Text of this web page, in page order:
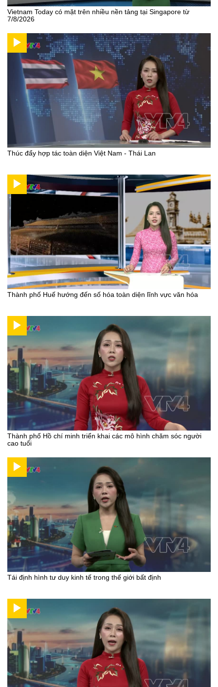
Vietnam Today có mặt trên nhiều nền tảng tại Singapore từ
7/8/2026
Thúc đẩy hợp tác toàn diện Việt Nam - Thái Lan
Thành phố Huế hướng đến số hóa toàn diện lĩnh vực văn hóa
Thành phố Hồ chí minh triển khai các mô hình chăm sóc người
cao tuổi
Tái định hình tư duy kinh tế trong thế giới bất định